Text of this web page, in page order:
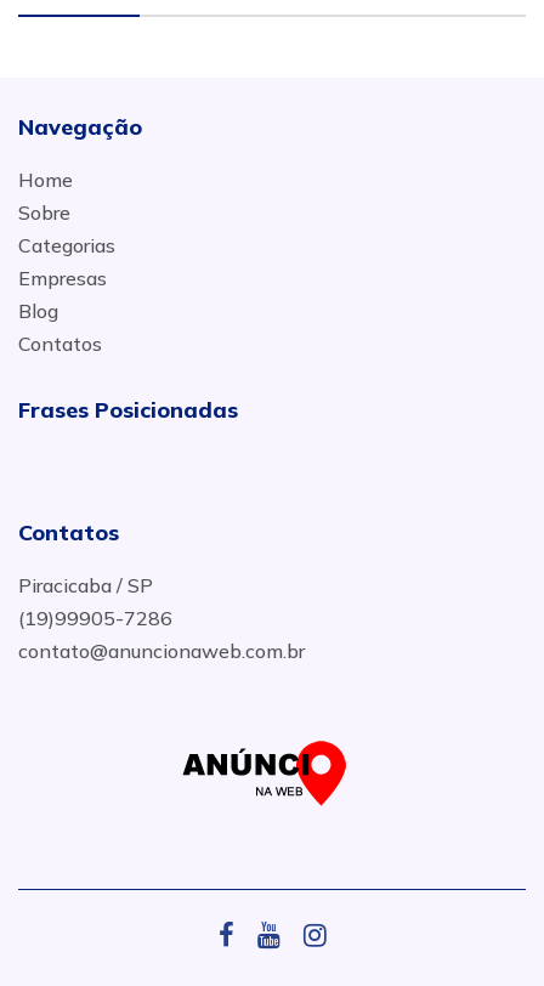
Navegação
Home
Sobre
Categorias
Empresas
Blog
Contatos
Frases Posicionadas
Contatos
Piracicaba / SP
(19)99905-7286
contato@anuncionaweb.com.br